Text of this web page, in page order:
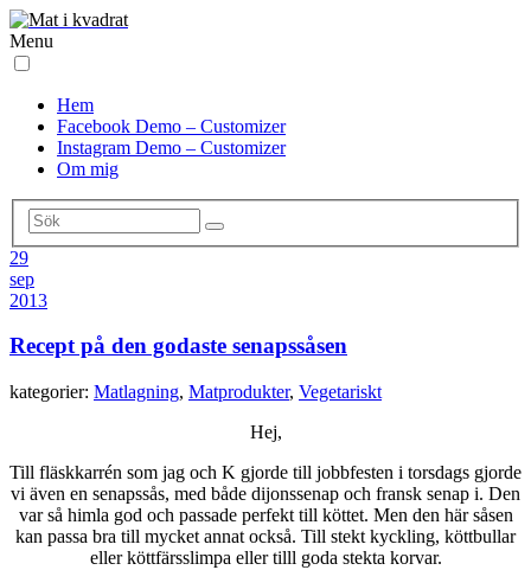
Menu
Hem
Facebook Demo – Customizer
Instagram Demo – Customizer
Om mig
29
sep
2013
Recept på den godaste senapssåsen
kategorier: Matlagning, Matprodukter, Vegetariskt
Hej,
Till fläskkarrén som jag och K gjorde till jobbfesten i torsdags gjorde
vi även en senapssås, med både dijonssenap och fransk senap i. Den
var så himla god och passade perfekt till köttet. Men den här såsen
kan passa bra till mycket annat också. Till stekt kyckling, köttbullar
eller köttfärsslimpa eller tilll goda stekta korvar.